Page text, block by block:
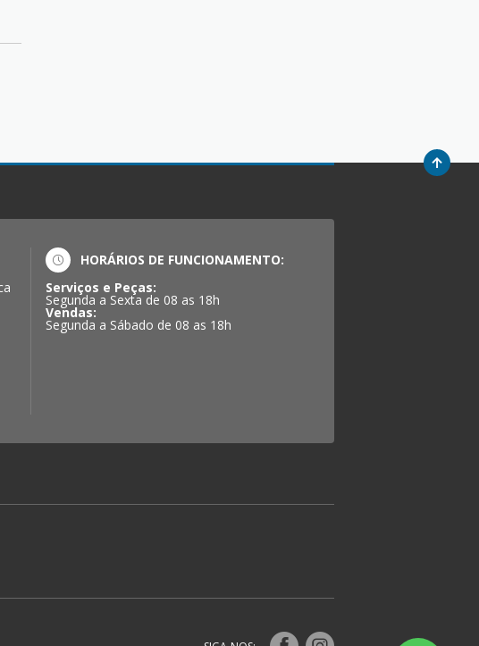
HORÁRIOS DE FUNCIONAMENTO:
Serviços e Peças:
Segunda a Sexta de 08 as 18h
Vendas:
Segunda a Sábado de 08 as 18h